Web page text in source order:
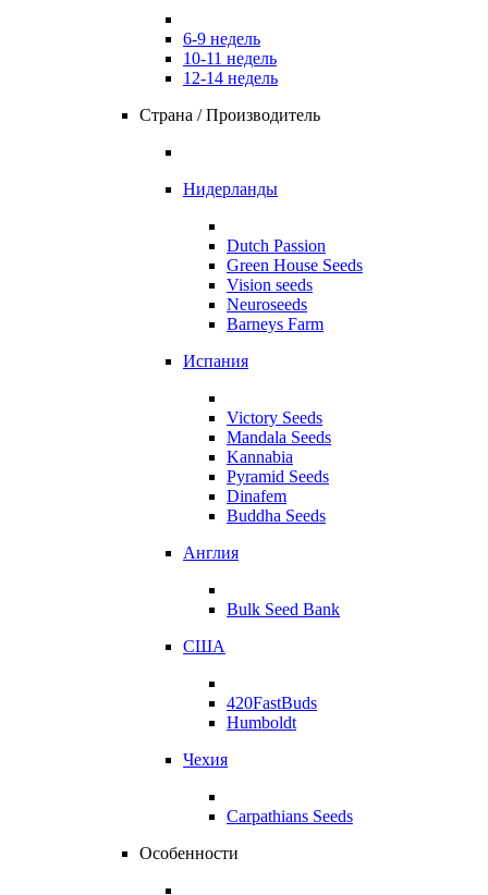
6-9 недель
10-11 недель
12-14 недель
Страна / Производитель
Нидерланды
Dutch Passion
Green House Seeds
Vision seeds
Neuroseeds
Barneys Farm
Испания
Victory Seeds
Mandala Seeds
Kannabia
Pyramid Seeds
Dinafem
Buddha Seeds
Англия
Bulk Seed Bank
США
420FastBuds
Humboldt
Чехия
Carpathians Seeds
Особенности